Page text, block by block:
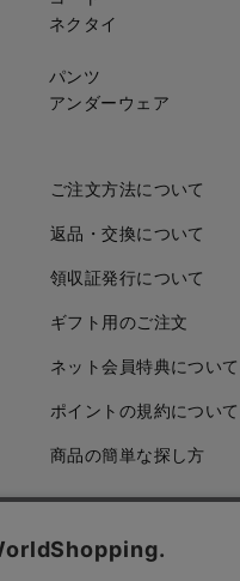
ネクタイ
パンツ
アンダーウェア
ご注文方法について
返品・交換について
領収証発行について
ギフト用のご注文
ネット会員特典について
ポイントの規約について
商品の簡単な探し方